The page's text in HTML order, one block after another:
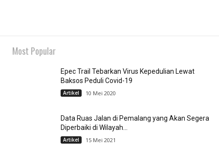
Most Popular
Epec Trail Tebarkan Virus Kepedulian Lewat
Baksos Peduli Covid-19
Artikel 10 Mei 2020
Data Ruas Jalan di Pemalang yang Akan Segera
Diperbaiki di Wilayah...
Artikel 15 Mei 2021